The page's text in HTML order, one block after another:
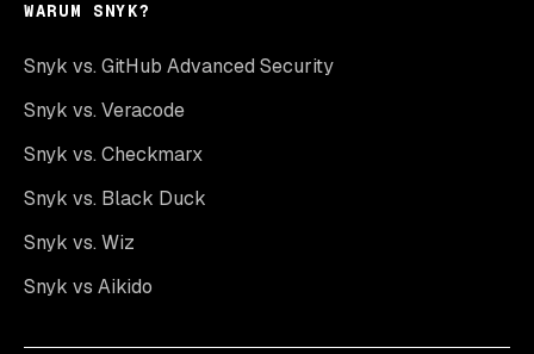
WARUM SNYK?
Snyk vs. GitHub Advanced Security
Snyk vs. Veracode
Snyk vs. Checkmarx
Snyk vs. Black Duck
Snyk vs. Wiz
Snyk vs Aikido